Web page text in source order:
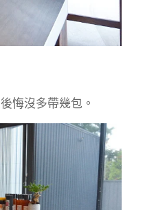
悔沒多帶幾包。